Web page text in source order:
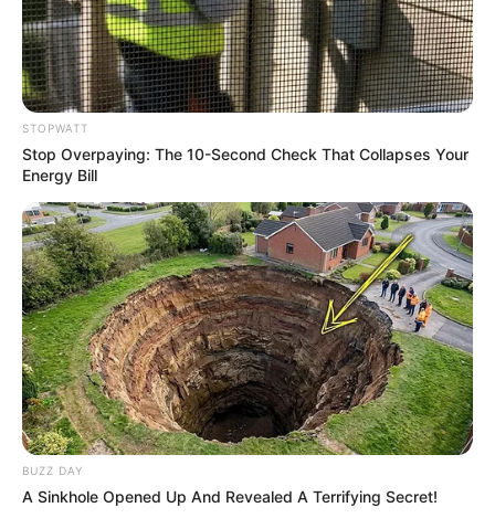
Unveiling Hypocrisy: 15 Taboos The Bible
Condemns!
BRAINBERRIES
And They Did Show This In Bohemian Rapsody!
STOPWATT
Stop Overpaying: The 10-Second Check That Collapses Your
Energy Bill
BUZZ DAY
A Sinkhole Opened Up And Revealed A Terrifying Secret!